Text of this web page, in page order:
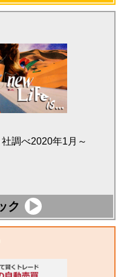
調べ2020年1月～
ク